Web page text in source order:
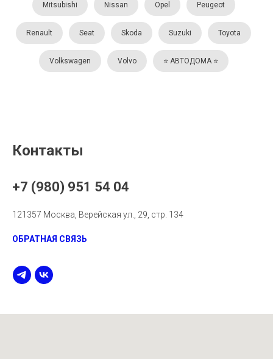
Mitsubishi Nissan Opel Peugeot
Renault Seat Skoda Suzuki Toyota
Volkswagen Volvo ⭐️ АВТОДОМА ⭐️
Контакты
+7 (980) 951 54 04
121357 Москва, Верейская ул., 29, стр. 134
ОБРАТНАЯ СВЯЗЬ